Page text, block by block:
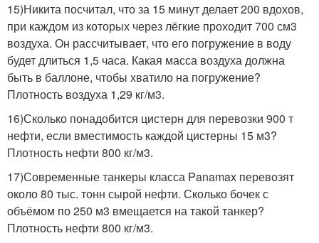
15)Никита посчитал, что за 15 минут делает 200 вдохов,
при каждом из которых через лёгкие проходит 700 см3
воздуха. Он рассчитывает, что его погружение в воду
будет длиться 1,5 часа. Какая масса воздуха должна
быть в баллоне, чтобы хватило на погружение?
Плотность воздуха 1,29 кг/м3.
16)Сколько понадобится цистерн для перевозки 900 т
нефти, если вместимость каждой цистерны 15 м3?
Плотность нефти 800 кг/м3.
17)Современные танкеры класса Panamax перевозят
около 80 тыс. тонн сырой нефти. Сколько бочек с
объёмом по 250 м3 вмещается на такой танкер?
Плотность нефти 800 кг/м3.